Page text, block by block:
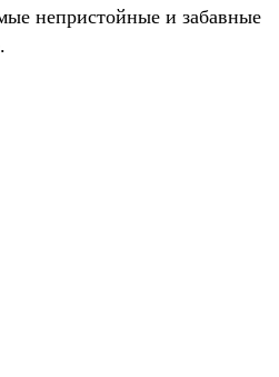
непристойные и забавные